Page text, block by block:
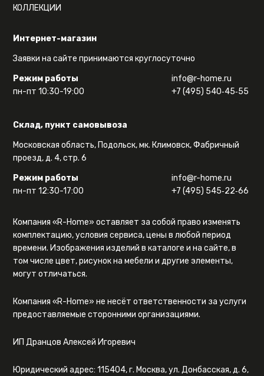
Интернет-магазин
Заявки на сайте принимаются круглосуточно
Режим работы
пн-пт 10:30-19:00
info@r-home.ru
+7 (495) 540‑45‑55
Склад, пункт самовывоза
Московская область, Подольск, мк. Климовск, Фабричный
проезд, д. 4, стр. 6
Режим работы
пн-пт 12:30-17:00
info@r-home.ru
+7 (495) 545‑22‑66
КОЛЛЕКЦИИ
Компания «R-Home» оставляет за собой право изменять
комплектацию, условия сервиса, цены в любой период
времени. Изображения изделий в каталоге и на сайте, в
том числе цвет, рисунок на мебели и другие элементы,
могут отличаться.
Компания «R-Home» не несёт ответственности за услуги
предоставляемые сторонними организациями.
ИП Дранцов Алексей Игоревич
Юридический адрес: 115404, г. Москва, ул. Донбасская, д. 6,